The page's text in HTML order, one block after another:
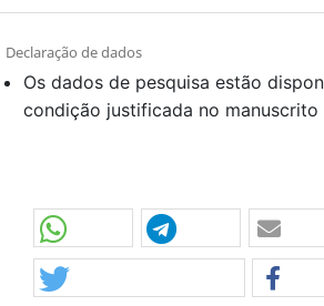
Declaração de dados
Os dados de pesquisa estão
condição justificada no manuscrito